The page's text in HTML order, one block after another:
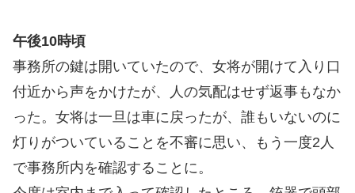
午後10時頃
事務所の鍵は開いていたので、女将が開けて入り口
付近から声をかけたが、人の気配はせず返事もなか
った。女将は一旦は車に戻ったが、誰もいないのに
灯りがついていることを不審に思い、もう一度2人
で事務所内を確認することに。